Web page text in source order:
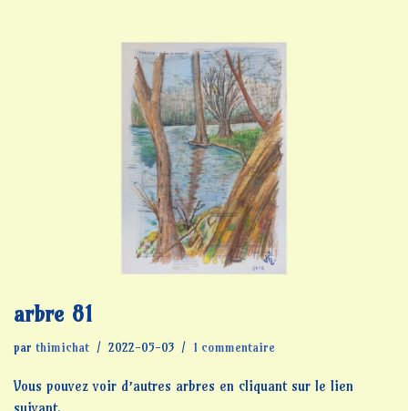
arbre 81
par thimichat 2022-05-03 1 commentaire
Vous pouvez voir d’autres arbres en cliquant sur le lien
suivant.